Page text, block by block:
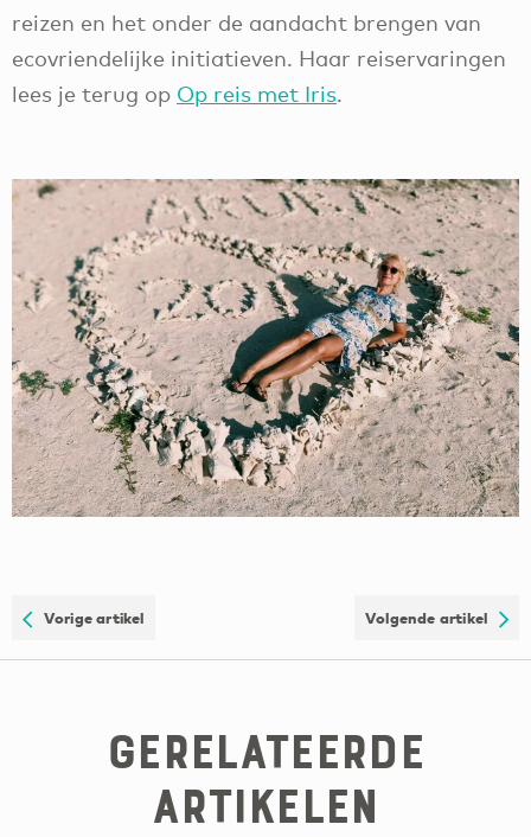
reizen en het onder de aandacht brengen van
ecovriendelijke initiatieven. Haar reiservaringen
lees je terug op Op reis met Iris.
Vorige artikel Volgende artikel
Gerelateerde
artikelen